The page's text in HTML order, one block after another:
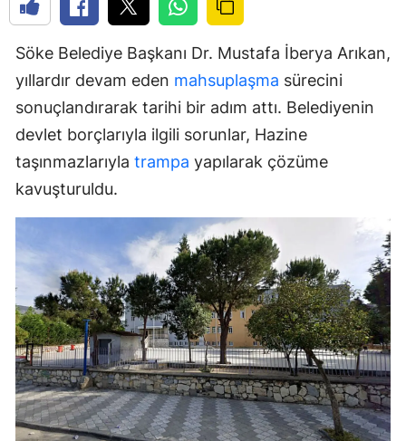
Söke Belediye Başkanı Dr. Mustafa İberya Arıkan,
yıllardır devam eden mahsuplaşma sürecini
sonuçlandırarak tarihi bir adım attı. Belediyenin
devlet borçlarıyla ilgili sorunlar, Hazine
taşınmazlarıyla trampa yapılarak çözüme
kavuşturuldu.